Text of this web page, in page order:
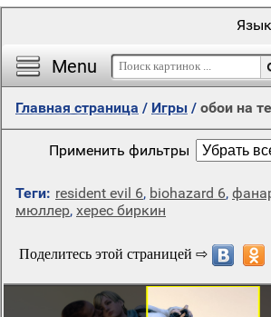
Menu
Главная страница / Игры / обои на
Применить фильтры
Теги: resident evil 6, biohazard 6,
мюллер, херес биркин